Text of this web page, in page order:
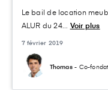
Le bail de location
ALUR du 24... Voir plus
7 février 2019
Thomas- Co-